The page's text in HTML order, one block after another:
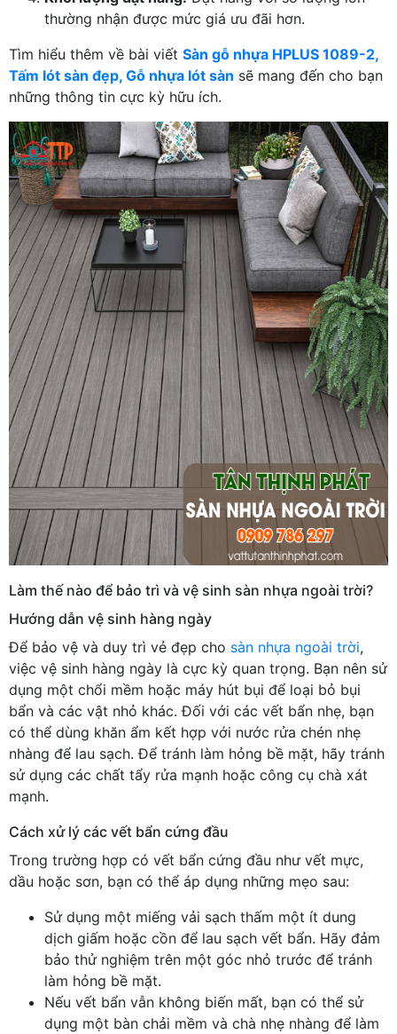
thường nhận được mức giá ưu đãi hơn.
Tìm hiểu thêm về bài viết Sàn gỗ nhựa HPLUS 1089-2,
Tấm lót sàn đẹp, Gỗ nhựa lót sàn sẽ mang đến cho bạn
những thông tin cực kỳ hữu ích.
Làm thế nào để bảo trì và vệ sinh sàn nhựa ngoài trời?
Hướng dẫn vệ sinh hàng ngày
Để bảo vệ và duy trì vẻ đẹp cho sàn nhựa ngoài trời,
việc vệ sinh hàng ngày là cực kỳ quan trọng. Bạn nên sử
dụng một chổi mềm hoặc máy hút bụi để loại bỏ bụi
bẩn và các vật nhỏ khác. Đối với các vết bẩn nhẹ, bạn
có thể dùng khăn ẩm kết hợp với nước rửa chén nhẹ
nhàng để lau sạch. Để tránh làm hỏng bề mặt, hãy tránh
sử dụng các chất tẩy rửa mạnh hoặc công cụ chà xát
mạnh.
Cách xử lý các vết bẩn cứng đầu
Trong trường hợp có vết bẩn cứng đầu như vết mực,
dầu hoặc sơn, bạn có thể áp dụng những mẹo sau:
Sử dụng một miếng vải sạch thấm một ít dung
dịch giấm hoặc cồn để lau sạch vết bẩn. Hãy đảm
bảo thử nghiệm trên một góc nhỏ trước để tránh
làm hỏng bề mặt.
Nếu vết bẩn vẫn không biến mất, bạn có thể sử
dụng một bàn chải mềm và chà nhẹ nhàng để làm